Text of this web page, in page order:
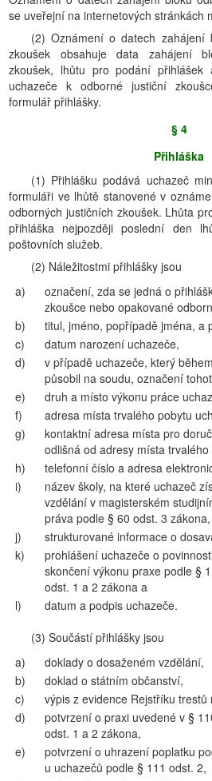
se uveřejní na internetových stránkách
(2) Oznámení o datech zahájení
zkoušek obsahuje data zahájení
zkoušek, lhůtu pro podání přihlášek
uchazeče k odborné justiční
formulář přihlášky.
§ 4
Přihláška
(1) Přihlášku podává uchazeč
formuláři ve lhůtě stanovené v
odborných justičních zkoušek. Lhůta
přihláška nejpozději poslední den
poštovních služeb.
(2) Náležitostmi přihlášky jsou
a)
označení, zda se jedná o
zkoušce nebo opakované
b)
titul, jméno, popřípadě jména, a
c)
datum narození uchazeče,
d)
v případě uchazeče, který
působil na soudu, označení
e)
druh a místo výkonu práce
f)
adresa místa trvalého pobytu
g)
kontaktní adresa místa pro
odlišná od adresy místa
h)
telefonní číslo a adresa
i)
název školy, na které uchazeč
vzdělání v magisterském
práva podle § 60 odst. 3
j)
strukturované informace o
k)
prohlášení uchazeče o
skončení výkonu praxe podle §
odst. 1 a 2 zákona a
l)
datum a podpis uchazeče.
(3) Součástí přihlášky jsou
a)
doklady o dosaženém vzdělání,
b)
doklad o státním občanství,
c)
výpis z evidence Rejstříku
d)
potvrzení o praxi uvedené v §
odst. 1 a 2 zákona,
e)
potvrzení o uhrazení poplatku
u uchazečů podle § 111 odst. 2,